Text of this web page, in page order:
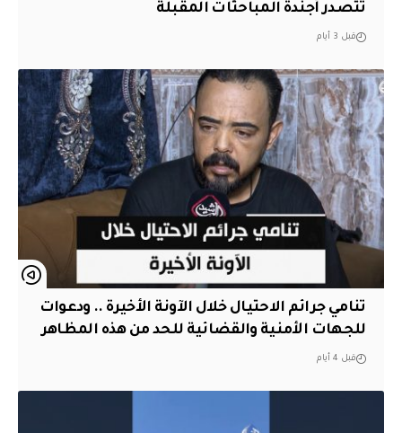
تتصدر أجندة المباحثات المقبلة
قبل 3 أيام
تنامي جرائم الاحتيال خلال الآونة الأخيرة .. ودعوات
للجهات الأمنية والقضائية للحد من هذه المظاهر
قبل 4 أيام